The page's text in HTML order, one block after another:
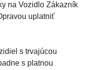
na Vozidlo Zákazník
uplatniť
s trvajúcou
s platnou